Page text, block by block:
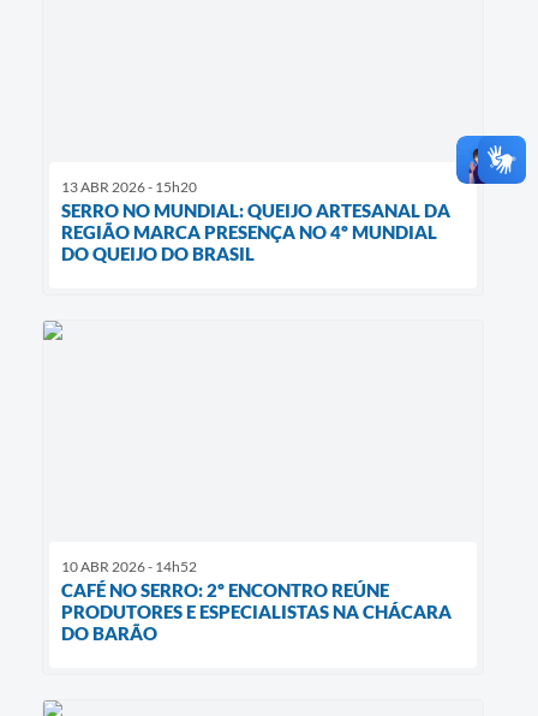
13 ABR 2026 - 15h20
SERRO NO MUNDIAL: QUEIJO ARTESANAL DA
REGIÃO MARCA PRESENÇA NO 4º MUNDIAL
DO QUEIJO DO BRASIL
10 ABR 2026 - 14h52
CAFÉ NO SERRO: 2º ENCONTRO REÚNE
PRODUTORES E ESPECIALISTAS NA CHÁCARA
DO BARÃO